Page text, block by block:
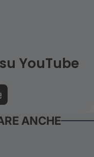
YouTube
ANCHE